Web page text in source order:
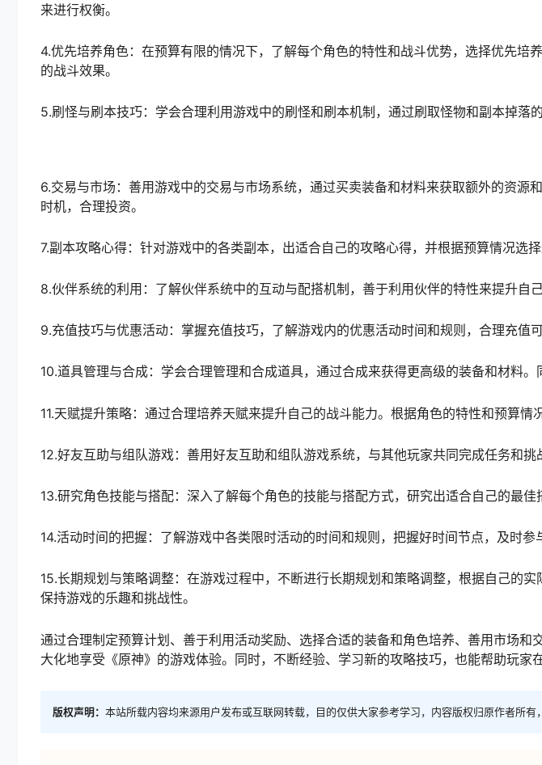
来进行权衡。
4.优先培养角色：在预算有限的情况下，了解每个角色的特性和战斗优势，选择优先培
的战斗效果。
5.刷怪与刷本技巧：学会合理利用游戏中的刷怪和刷本机制，通过刷取怪物和副本掉落
6.交易与市场：善用游戏中的交易与市场系统，通过买卖装备和材料来获取额外的资源
时机，合理投资。
7.副本攻略心得：针对游戏中的各类副本，出适合自己的攻略心得，并根据预算情况选
8.伙伴系统的利用：了解伙伴系统中的互动与配搭机制，善于利用伙伴的特性来提升自
9.充值技巧与优惠活动：掌握充值技巧，了解游戏内的优惠活动时间和规则，合理充值
10.道具管理与合成：学会合理管理和合成道具，通过合成来获得更高级的装备和材料。
11.天赋提升策略：通过合理培养天赋来提升自己的战斗能力。根据角色的特性和预算情
12.好友互助与组队游戏：善用好友互助和组队游戏系统，与其他玩家共同完成任务和挑
13.研究角色技能与搭配：深入了解每个角色的技能与搭配方式，研究出适合自己的最佳
14.活动时间的把握：了解游戏中各类限时活动的时间和规则，把握好时间节点，及时参
15.长期规划与策略调整：在游戏过程中，不断进行长期规划和策略调整，根据自己的实
保持游戏的乐趣和挑战性。
通过合理制定预算计划、善于利用活动奖励、选择合适的装备和角色培养、善用市场
大化地享受《原神》的游戏体验。同时，不断经验、学习新的攻略技巧，也能帮助玩家
版权声明： 本站所载内容均来源用户发布或互联网转载，目的仅供大家参考学习，内容版权归原作者所有